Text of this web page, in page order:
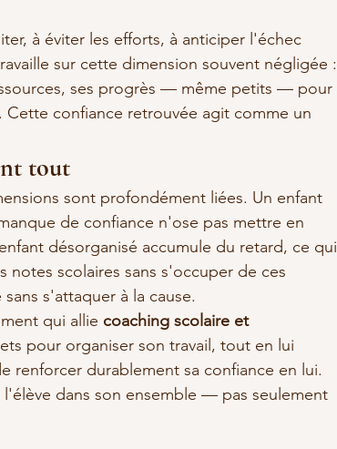
à éviter les efforts, à anticiper l'échec
sur cette dimension souvent négligée :
ses progrès — même petits — pour
confiance retrouvée agit comme un
tout
sont profondément liées. Un enfant
de confiance n'ose pas mettre en
désorganisé accumule du retard, ce qui
notes scolaires sans s'occuper de ces
s'attaquer à la cause.
qui allie coaching scolaire et
pour organiser son travail, tout en lui
renforcer durablement sa confiance en lui.
dans son ensemble — pas seulement